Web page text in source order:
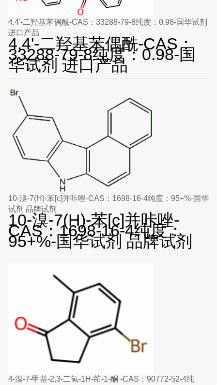
4,4'-二羟基苯偶酰-CAS：33288-79-8纯度：0.98-国华试剂
进口产品
4,4'-二羟基苯偶酰-CAS：
33288-79-8纯度：0.98-国
华试剂 进口产品
10-溴-7(H)-苯[c]并咔唑-CAS：1698-16-4纯度：95+%-国华
试剂 品牌试剂
10-溴-7(H)-苯[c]并咔唑-
CAS：1698-16-4纯度：
95+%-国华试剂 品牌试剂
4-溴-7-甲基-2,3-二氢-1H-茚-1-酮 -CAS：90772-52-4纯